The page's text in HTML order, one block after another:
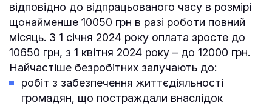
відповідно до відпрацьованого часу в розмірі
щонайменше 10050 грн в разі роботи повний
місяць. З 1 січня 2024 року оплата зросте до
10650 грн, з 1 квітня 2024 року – до 12000 грн.
Найчастіше безробітних залучають до:
робіт з забезпечення життєдіяльності
громадян, що постраждали внаслідок